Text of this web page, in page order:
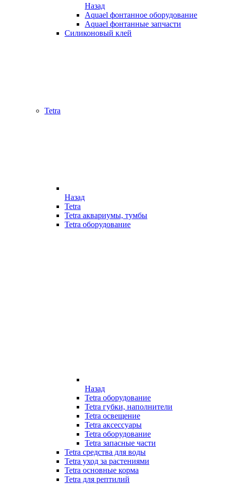
Назад
Aquael фонтанное оборудование
Aquael фонтанные запчасти
Силиконовый клей
Tetra
Назад
Tetra
Tetra аквариумы, тумбы
Tetra оборудование
Назад
Tetra оборудование
Tetra губки, наполнители
Tetra освещение
Tetra аксессуары
Tetra оборудование
Tetra запасные части
Tetra средства для воды
Tetra уход за растениями
Tetra основные корма
Tetra для рептилий